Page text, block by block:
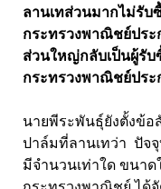
ลานเทส่วนมากไม่รับ
กระทรวงพาณิชย์ปร
ส่วนใหญ่กลับเป็นผู้รับ
กระทรวงพาณิชย์ประ
นายพีระพันธุ์ยังตั้งข้อ
ปาล์มที่ลานเทว่า ปัจ
มีจำนวนเท่าใด ขนา